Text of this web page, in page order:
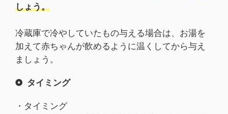
しょう。
冷蔵庫で冷やしていたもの与える場合は、お湯を
加えて赤ちゃんが飲めるように温くしてから与え
ましょう。
タイミング
・タイミング